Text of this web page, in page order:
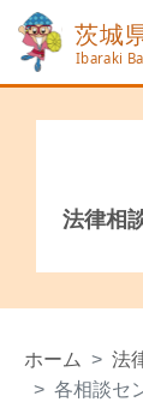
法律相
ホーム
法
各相談セ